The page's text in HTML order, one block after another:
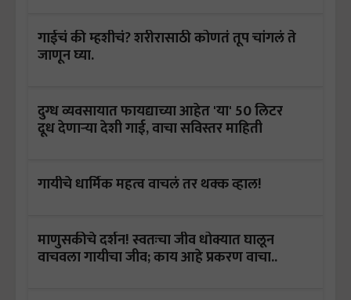
गाईचं की म्हशीचं? शरीरासाठी कोणतं तूप चांगलं ते
जाणून घ्या.
दुग्ध व्यवसायात फायद्याच्या आहेत 'या' 50 लिटर
दूध देणाऱ्या देशी गाई, वाचा सविस्तर माहिती
गायीचे धार्मिक महत्व वाचलं तर थक्क व्हाल!
माणुसकीचे दर्शन! स्वतःचा जीव धोक्यात घालून
वाचवला गायीचा जीव; काय आहे प्रकरण वाचा..